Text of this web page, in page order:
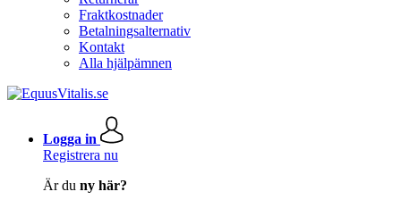
Fraktkostnader
Betalningsalternativ
Kontakt
Alla hjälpämnen
Logga in
Registrera nu
Är du ny här?